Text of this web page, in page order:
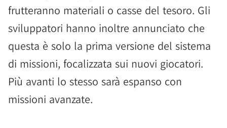
frutteranno materiali o casse del tesoro. Gli
sviluppatori hanno inoltre annunciato che
questa è solo la prima versione del sistema
di missioni, focalizzata sui nuovi giocatori.
Più avanti lo stesso sarà espanso con
missioni avanzate.